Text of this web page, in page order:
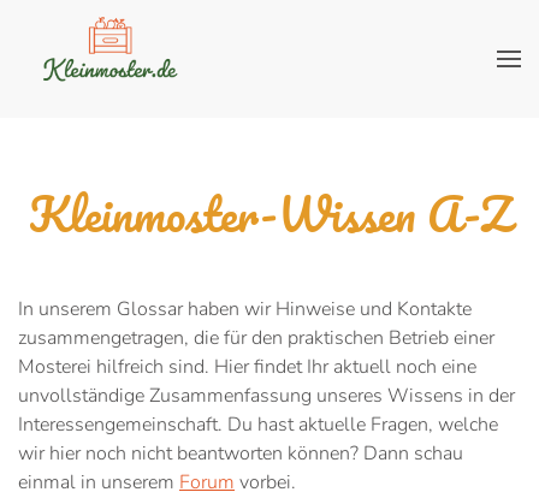
Kleinmoster-Wissen A-Z
In unserem Glossar haben wir Hinweise und Kontakte
zusammengetragen, die für den praktischen Betrieb einer
Mosterei hilfreich sind. Hier findet Ihr aktuell noch eine
unvollständige Zusammenfassung unseres Wissens in der
Interessengemeinschaft. Du hast aktuelle Fragen, welche
wir hier noch nicht beantworten können? Dann schau
einmal in unserem Forum vorbei.